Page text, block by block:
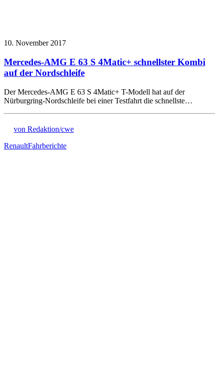
10. November 2017
Mercedes-AMG E 63 S 4Matic+ schnellster Kombi
auf der Nordschleife
Der Mercedes-AMG E 63 S 4Matic+ T-Modell hat auf der
Nürburgring-Nordschleife bei einer Testfahrt die schnellste…
von Redaktion/cwe
RenaultFahrberichte